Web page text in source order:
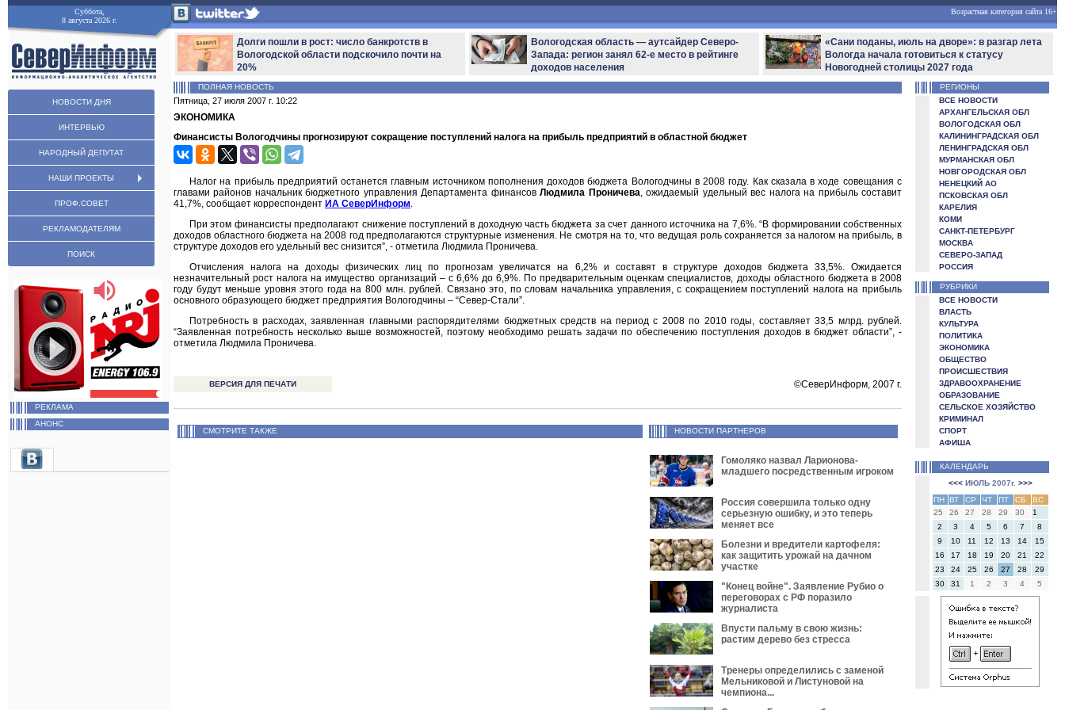
Суббота,
8 августа 2026 г.
НОВОСТИ ДНЯ
ИНТЕРВЬЮ
НАРОДНЫЙ ДЕПУТАТ
НАШИ ПРОЕКТЫ
ПРОФ.СОВЕТ
РЕКЛАМОДАТЕЛЯМ
ПОИСК
РЕКЛАМА
АНОНС
Возрастная категория сайта 16+
Долги пошли в рост: число банкротств в
Вологодской области подскочило почти на
20%
Вологодская область — аутсайдер Северо-
Запада: регион занял 62-е место в рейтинге
доходов населения
«Сани поданы, июль на дворе»: в разгар лета
Вологда начала готовиться к статусу
Новогодней столицы 2027 года
ПОЛНАЯ НОВОСТЬ
Пятница, 27 июля 2007 г. 10:22
ЭКОНОМИКА
Финансисты Вологодчины прогнозируют сокращение поступлений налога на прибыль предприятий в областной бюджет
Налог на прибыль предприятий останется главным источником пополнения доходов бюджета Вологодчины в 2008 году. Как сказала в ходе совещания с
главами районов начальник бюджетного управления Департамента финансовЛюдмила Проничева, ожидаемый удельный вес налога на прибыль составит
41,7%, сообщает корреспондент ИА СеверИнформ.
При этом финансисты предполагают снижение поступлений в доходную часть бюджета за счет данного источника на 7,6%. “В формировании собственных
доходов областного бюджета на 2008 год предполагаются структурные изменения. Не смотря на то, что ведущая роль сохраняется за налогом на прибыль, в
структуре доходов его удельный вес снизится”, - отметила Людмила Проничева.
Отчисления налога на доходы физических лиц по прогнозам увеличатся на 6,2% и составят в структуре доходов бюджета 33,5%. Ожидается
незначительный рост налога на имущество организаций – с 6,6% до 6,9%. По предварительным оценкам специалистов, доходы областного бюджета в 2008
году будут меньше уровня этого года на 800 млн. рублей. Связано это, по словам начальника управления, с сокращением поступлений налога на прибыль
основного образующего бюджет предприятия Вологодчины – “Север-Стали”.
Потребность в расходах, заявленная главными распорядителями бюджетных средств на период с 2008 по 2010 годы, составляет 33,5 млрд. рублей.
“Заявленная потребность несколько выше возможностей, поэтому необходимо решать задачи по обеспечению поступления доходов в бюджет области”, -
отметила Людмила Проничева.
ВЕРСИЯ ДЛЯ ПЕЧАТИ ©СеверИнформ, 2007 г.
СМОТРИТЕ ТАКЖЕ НОВОСТИ ПАРТНЕРОВ
Гомоляко назвал Ларионова-
младшего посредственным игроком
Россия совершила только одну
серьезную ошибку, и это теперь
меняет все
Болезни и вредители картофеля:
как защитить урожай на дачном
участке
"Конец войне". Заявление Рубио о
переговорах с РФ поразило
журналиста
Впусти пальму в свою жизнь:
растим дерево без стресса
Тренеры определились с заменой
Мельниковой и Листуновой на
чемпиона...
РЕГИОНЫ
ВСЕ НОВОСТИ
АРХАНГЕЛЬСКАЯ ОБЛ
ВОЛОГОДСКАЯ ОБЛ
КАЛИНИНГРАДСКАЯ ОБЛ
ЛЕНИНГРАДСКАЯ ОБЛ
МУРМАНСКАЯ ОБЛ
НОВГОРОДСКАЯ ОБЛ
НЕНЕЦКИЙ АО
ПСКОВСКАЯ ОБЛ
КАРЕЛИЯ
КОМИ
САНКТ-ПЕТЕРБУРГ
МОСКВА
СЕВЕРО-ЗАПАД
РОССИЯ
РУБРИКИ
ВСЕ НОВОСТИ
ВЛАСТЬ
КУЛЬТУРА
ПОЛИТИКА
ЭКОНОМИКА
ОБЩЕСТВО
ПРОИСШЕСТВИЯ
ЗДРАВООХРАНЕНИЕ
ОБРАЗОВАНИЕ
СЕЛЬСКОЕ ХОЗЯЙСТВО
КРИМИНАЛ
СПОРТ
АФИША
КАЛЕНДАРЬ
<<<ИЮЛЬ 2007г. >>>
ПН
ВТ СР ЧТ ПТ СБ
ВС
25
26 27 28 29 30
1
2
3 4 5 6 7
8
9
10 11 12 13 14
15
16
17 18 19 20 21
22
23
24 25 26 27 28
29
30
31 1 2 3 4 5